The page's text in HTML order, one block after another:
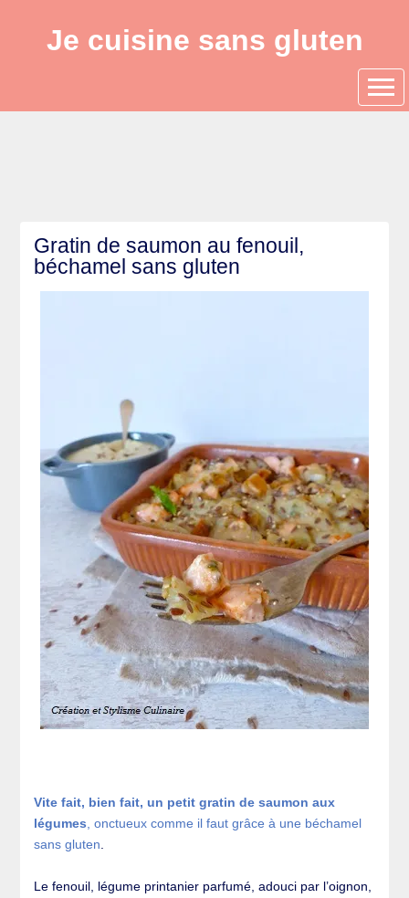
Je cuisine sans gluten
Gratin de saumon au fenouil,
béchamel sans gluten
Vite fait, bien fait, un petit gratin de saumon aux
légumes, onctueux comme il faut grâce à une béchamel
sans gluten.
Le fenouil, légume printanier parfumé, adouci par l’oignon,